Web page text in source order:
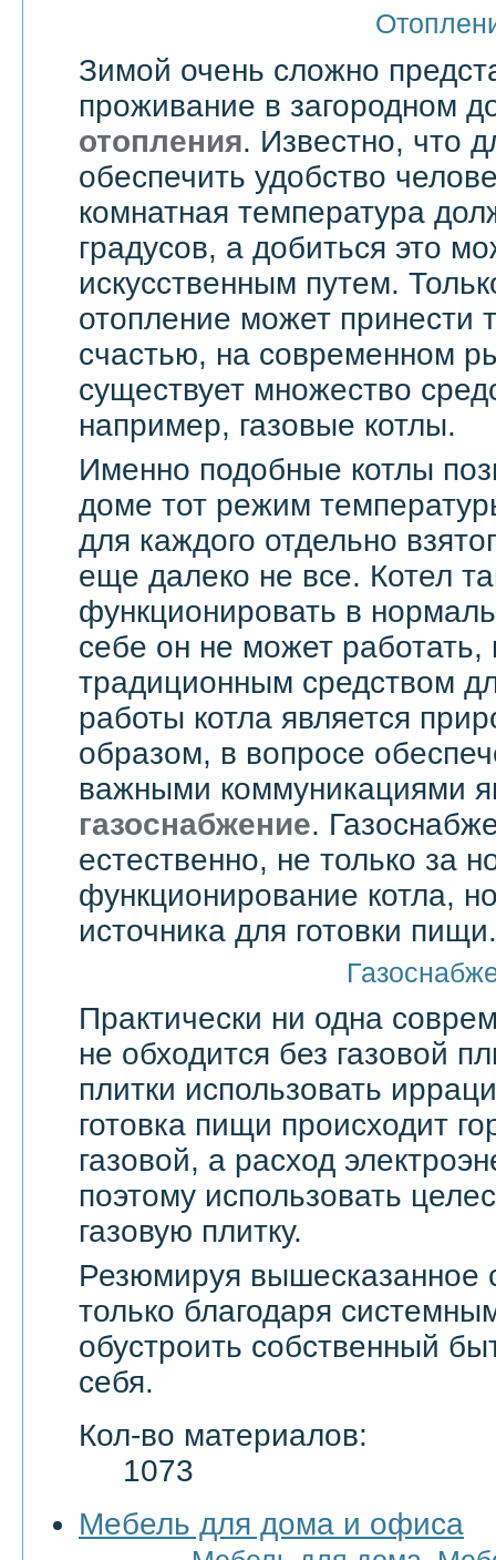
Зимой очень сложно
проживание в загородном
отопления. Известно, что
обеспечить удобство
комнатная температура
градусов, а добиться это
искусственным путем.
отопление может
счастью, на современном
существует множество
например, газовые котлы.
Именно подобные котлы
доме тот режим
для каждого отдельно
еще далеко не все. Котел
функционировать в
себе он не может
традиционным средством
работы котла является
образом, в вопросе
важными коммуникациями
газоснабжение.
естественно, не только за
функционирование котла,
источника для готовки пищи.
Практически ни одна
не обходится без газовой
плитки использовать
готовка пищи происходит
газовой, а расход
поэтому использовать
газовую плитку.
Резюмируя вышесказанное
только благодаря
обустроить собственный
себя.
Кол-во материалов:
1073
Мебель для дома и офиса